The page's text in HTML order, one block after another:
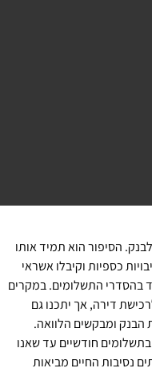
הסיפור הוא תמיד אותו
כספיות וקיבלו אשראי
בהסדרי התשלומים. במקרים
דירה, אך יתכנו גם
הבנק ומבקשים הלוואה.
חודשיים עד שאנו
נסיבות החיים מביאות